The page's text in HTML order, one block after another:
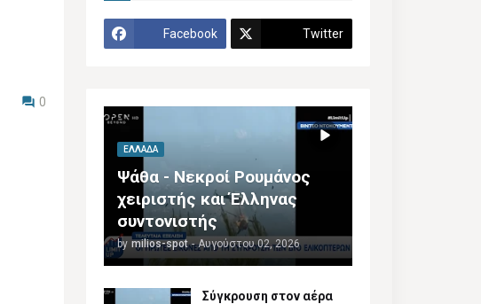
0
Facebook Twitter
ΕΛΛΆΔΑ
Ψάθα - Νεκροί Ρουμάνος
χειριστής και Έλληνας
συντονιστής
by milios-spot - Αυγούστου 02, 2026
Σύγκρουση στον αέρα